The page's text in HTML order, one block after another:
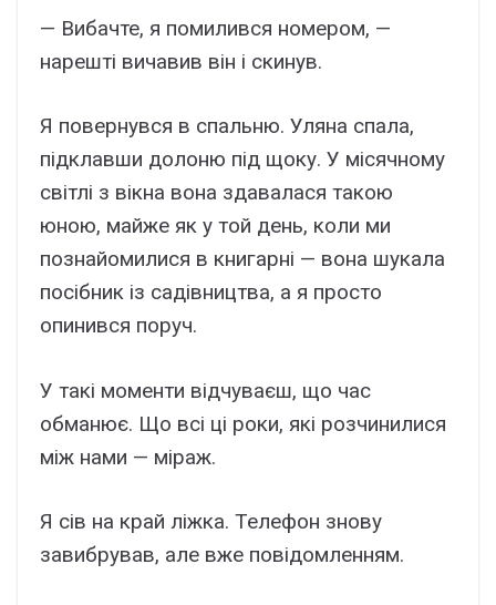
— Вибачте, я помилився номером, —
нарешті вичавив він і скинув.
Я повернувся в спальню. Уляна спала,
підклавши долоню під щоку. У місячному
світлі з вікна вона здавалася такою
юною, майже як у той день, коли ми
познайомилися в книгарні — вона шукала
посібник із садівництва, а я просто
опинився поруч.
У такі моменти відчуваєш, що час
обманює. Що всі ці роки, які розчинилися
між нами — міраж.
Я сів на край ліжка. Телефон знову
завибрував, але вже повідомленням.